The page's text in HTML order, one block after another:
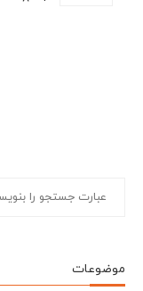
موضوعات